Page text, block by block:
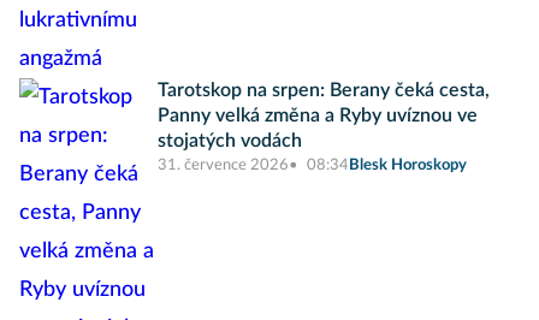
Tarotskop na srpen: Berany čeká cesta,
Panny velká změna a Ryby uvíznou ve
stojatých vodách
31. července 2026 08:34 Blesk Horoskopy